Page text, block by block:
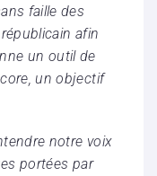
faille des
afin
un outilde
un objectif
notre voix
portées par